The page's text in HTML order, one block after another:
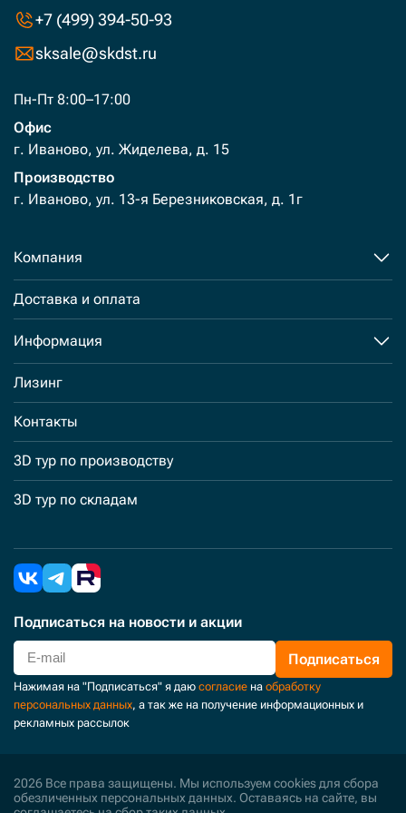
+7 (499) 394-50-93
sksale@skdst.ru
Пн-Пт 8:00–17:00
Офис
г. Иваново, ул. Жиделева, д. 15
Производство
г. Иваново, ул. 13-я Березниковская, д. 1г
Компания
Доставка и оплата
Информация
Лизинг
Контакты
3D тур по производству
3D тур по складам
Подписаться на новости и акции
Подписаться
Нажимая на "Подписаться" я даю согласие на обработку
персональных данных, а так же на получение информационных и
рекламных рассылок
2026 Все права защищены. Мы используем cookies для сбора
обезличенных персональных данных. Оставаясь на сайте, вы